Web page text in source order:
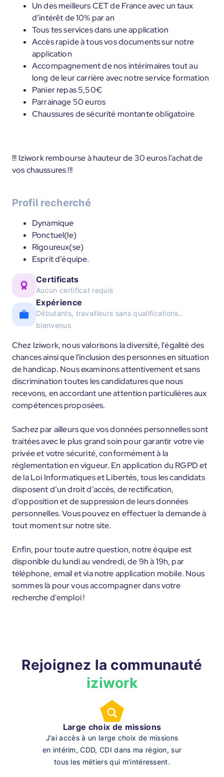
Un des meilleurs CET de France avec un taux
d’intérêt de 10% par an
Tous tes services dans une application
Accès rapide à tous vos documents sur notre
application
Accompagnement de nos intérimaires tout au
long de leur carrière avec notre service formation
Panier repas 5,50€
Parrainage 50 euros
Chaussures de sécurité montante obligatoire
!!! Iziwork rembourse à hauteur de 30 euros l’achat de
vos chaussures !!!
Profil recherché
Dynamique
Ponctuel(le)
Rigoureux(se)
Esprit d’équipe.
Certificats
Aucun certificat requis
Expérience
Débutants, travailleurs sans qualifications..
bienvenus
Chez Iziwork, nous valorisons la diversité, l'égalité des
chances ainsi que l'inclusion des personnes en situation
de handicap. Nous examinons attentivement et sans
discrimination toutes les candidatures que nous
recevons, en accordant une attention particulières aux
compétences proposées.
Sachez par ailleurs que vos données personnelles sont
traitées avec le plus grand soin pour garantir votre vie
privée et votre sécurité, conformément à la
réglementation en vigueur. En application du RGPD et
de la Loi Informatiques et Libertés, tous les candidats
disposent d’un droit d’accès, de rectification,
d’opposition et de suppression de leurs données
personnelles. Vous pouvez en effectuer la demande à
tout moment sur notre site.
Enfin, pour toute autre question, notre équipe est
disponible du lundi au vendredi, de 9h à 19h, par
téléphone, email et via notre application mobile. Nous
sommes là pour vous accompagner dans votre
recherche d'emploi !
Rejoignez la communauté
iziwork
Large choix de missions
J’ai accès à un large choix de missions
en intérim, CDD, CDI dans ma région, sur
tous les métiers qui m’intéressent.